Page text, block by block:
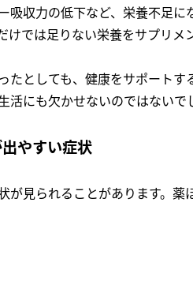
吸収力の低下など、栄養不足に
けでは足りない栄養をサプリ
たとしても、健康をサポート
活にも欠かせないのではないで
やすい症状
が見られることがあります。